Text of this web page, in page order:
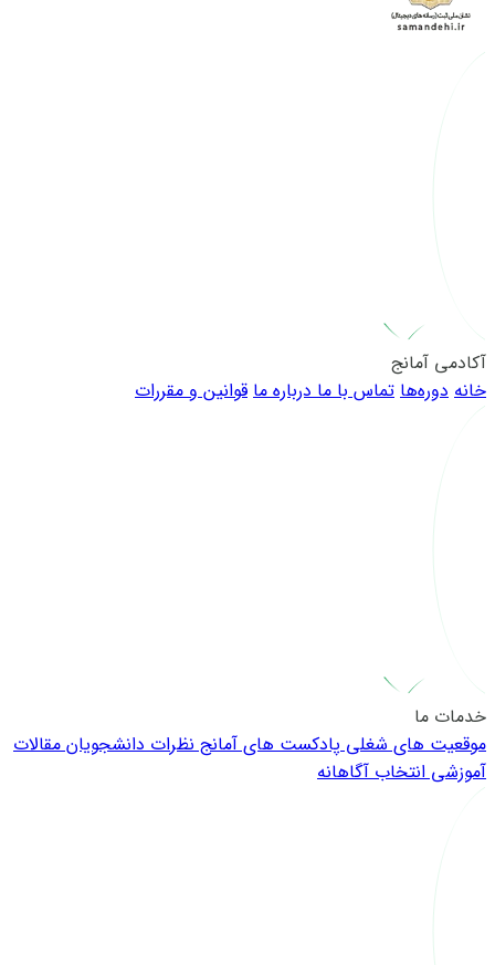
آکادمی آمانج
خانه دوره‌ها تماس با مادرباره ما قوانین و مقررات
خدمات ما
موقعیت های شغلیپادکست های آمانجنظرات دانشجویانمقالات
آموزشیانتخاب آگاهانه